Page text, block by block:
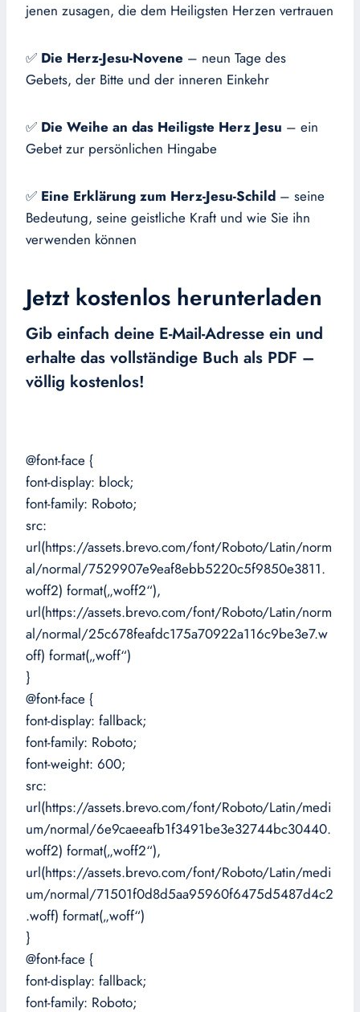
jenen zusagen, die dem Heiligsten Herzen vertrauen
✅ Die Herz-Jesu-Novene – neun Tage des
Gebets, der Bitte und der inneren Einkehr
✅ Die Weihe an das Heiligste Herz Jesu – ein
Gebet zur persönlichen Hingabe
✅ Eine Erklärung zum Herz-Jesu-Schild – seine
Bedeutung, seine geistliche Kraft und wie Sie ihn
verwenden können
Jetzt kostenlos herunterladen
Gib einfach deine E-Mail-Adresse ein und
erhalte das vollständige Buch als PDF –
völlig kostenlos!
@font-face {
font-display: block;
font-family: Roboto;
src:
url(https://assets.brevo.com/font/Roboto/Latin/norm
al/normal/7529907e9eaf8ebb5220c5f9850e3811.
woff2) format(„woff2“),
url(https://assets.brevo.com/font/Roboto/Latin/norm
al/normal/25c678feafdc175a70922a116c9be3e7.w
off) format(„woff“)
}
@font-face {
font-display: fallback;
font-family: Roboto;
font-weight: 600;
src:
url(https://assets.brevo.com/font/Roboto/Latin/medi
um/normal/6e9caeeafb1f3491be3e32744bc30440.
woff2) format(„woff2“),
url(https://assets.brevo.com/font/Roboto/Latin/medi
um/normal/71501f0d8d5aa95960f6475d5487d4c2
.woff) format(„woff“)
}
@font-face {
font-display: fallback;
font-family: Roboto;